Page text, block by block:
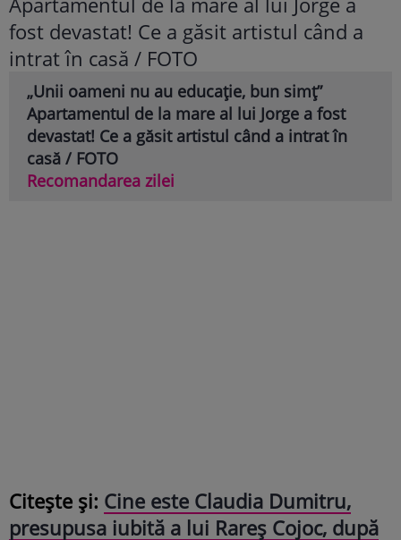
„Unii oameni nu au educație, bun simț”
Apartamentul de la mare al lui Jorge a fost
devastat! Ce a găsit artistul când a intrat în
casă / FOTO
Recomandarea zilei
Citește și: Cine este Claudia Dumitru,
presupusa iubită a lui Rareș Cojoc, după